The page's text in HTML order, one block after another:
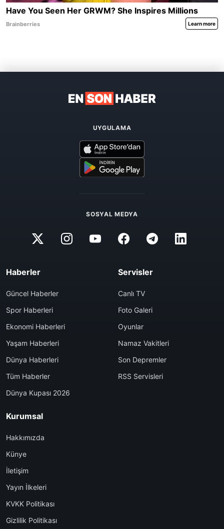
UYGULAMA
SOSYAL MEDYA
Haberler
Güncel Haberler
Spor Haberleri
Ekonomi Haberleri
Yaşam Haberleri
Dünya Haberleri
Tüm Haberler
Dünya Kupası 2026
Servisler
Canlı TV
Foto Galeri
Oyunlar
Namaz Vakitleri
Son Depremler
RSS Servisleri
Kurumsal
Hakkımızda
Künye
İletişim
Yayın İlkeleri
KVKK Politikası
Gizlilik Politikası